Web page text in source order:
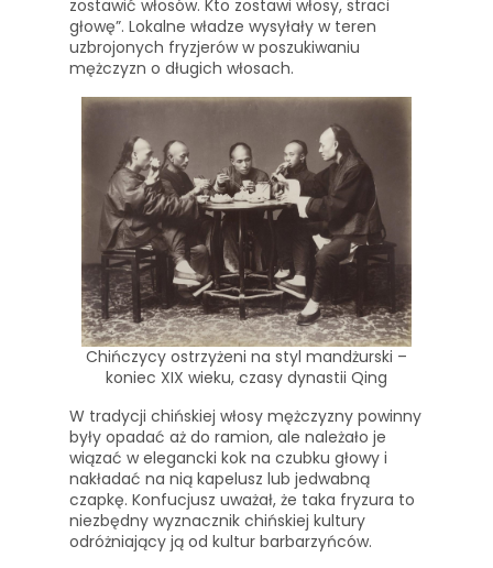
zostawić włosów. Kto zostawi włosy, straci
głowę”. Lokalne władze wysyłały w teren
uzbrojonych fryzjerów w poszukiwaniu
mężczyzn o długich włosach.
Chińczycy ostrzyżeni na styl mandżurski –
koniec XIX wieku, czasy dynastii Qing
W tradycji chińskiej włosy mężczyzny powinny
były opadać aż do ramion, ale należało je
wiązać w elegancki kok na czubku głowy i
nakładać na nią kapelusz lub jedwabną
czapkę. Konfucjusz uważał, że taka fryzura to
niezbędny wyznacznik chińskiej kultury
odróżniający ją od kultur barbarzyńców.